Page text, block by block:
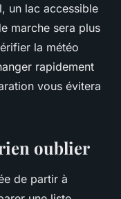
un lac accessible
marche sera plus
la météo
rapidement
vous évitera
oublier
de partir à